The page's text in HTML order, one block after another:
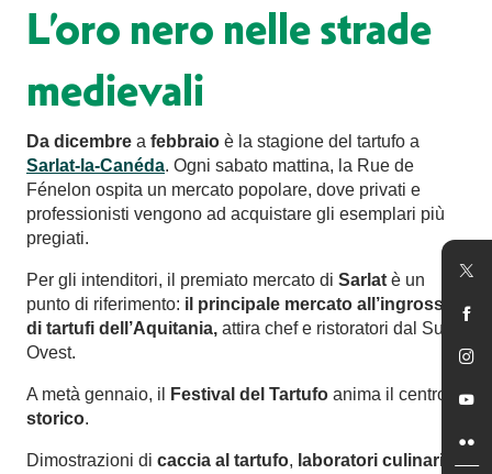
L’oro nero nelle strade
medievali
Da dicembre a febbraio è la stagione del tartufo a
Sarlat-la-Canéda. Ogni sabato mattina, la Rue de
Fénelon ospita un mercato popolare, dove privati e
professionisti vengono ad acquistare gli esemplari più
pregiati.
Per gli intenditori, il premiato mercato di Sarlat è un
punto di riferimento: il principale mercato all’ingrosso
di tartufi dell’Aquitania, attira chef e ristoratori dal Sud-
Ovest.
A metà gennaio, il Festival del Tartufo anima il centro
storico.
Dimostrazioni di caccia al tartufo, laboratori culinari